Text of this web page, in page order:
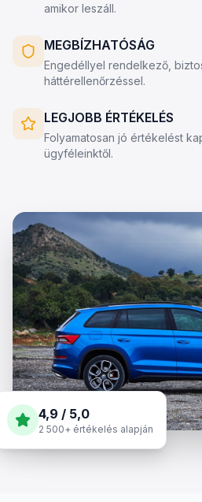
amikor leszáll.
MEGBÍZHATÓSÁG
Engedéllyel rendelkező,
háttérellenőrzéssel.
LEGJOBB ÉRTÉKELÉS
Folyamatosan jó értékelést
ügyféleinktől.
4,9 / 5,0
2 500+ értékelés alapján